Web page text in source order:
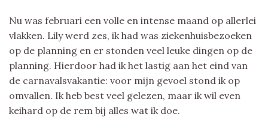
Nu was februari een volle en intense maand op allerlei
vlakken. Lily werd zes, ik had was ziekenhuisbezoeken
op de planning en er stonden veel leuke dingen op de
planning. Hierdoor had ik het lastig aan het eind van
de carnavalsvakantie: voor mijn gevoel stond ik op
omvallen. Ik heb best veel gelezen, maar ik wil even
keihard op de rem bij alles wat ik doe.